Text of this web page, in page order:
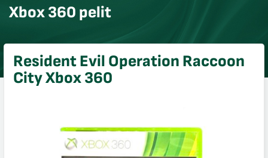
Xbox 360 pelit
Resident Evil Operation Raccoon
City Xbox 360
sulje
sulje